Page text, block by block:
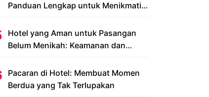
Panduan Lengkap untuk Menikmati
Hotel yang Aman untuk Pasangan
Belum Menikah: Keamanan dan
Pacaran di Hotel: Membuat Momen
Berdua yang Tak Terlupakan